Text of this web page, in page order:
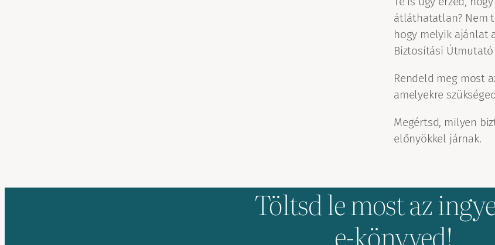
átláthatatlan? Nem
hogy melyik ajánlat
Biztosítási
Rendeld meg most
amelyekre
Megértsd, milyen
előnyökkel járnak.
Töltsd le most az
e-könyved!